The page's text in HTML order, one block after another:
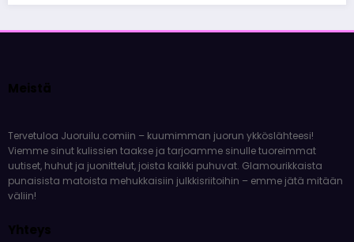
Meistä
Tervetuloa Juoruilu.comiin – kuumimman juorun ykköslähteesi!
Viemme sinut kulissien taakse ja tarjoamme sinulle tuoreimmat
uutiset, huhut ja juonittelut, joista kaikki puhuvat. Glamourikkaista
punaisista matoista mehukkaisiin julkkisriitoihin – emme jätä mitään
väliin!
Yhteys